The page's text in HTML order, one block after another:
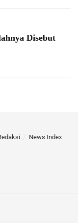
Disebut
News Index